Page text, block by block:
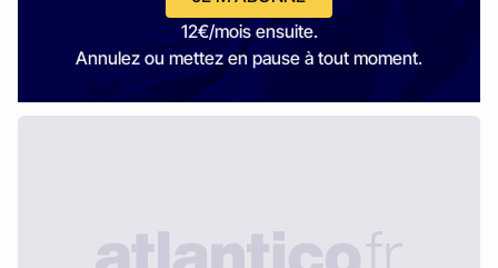
12€/mois ensuite.
Annulez ou mettez en pause à tout moment.